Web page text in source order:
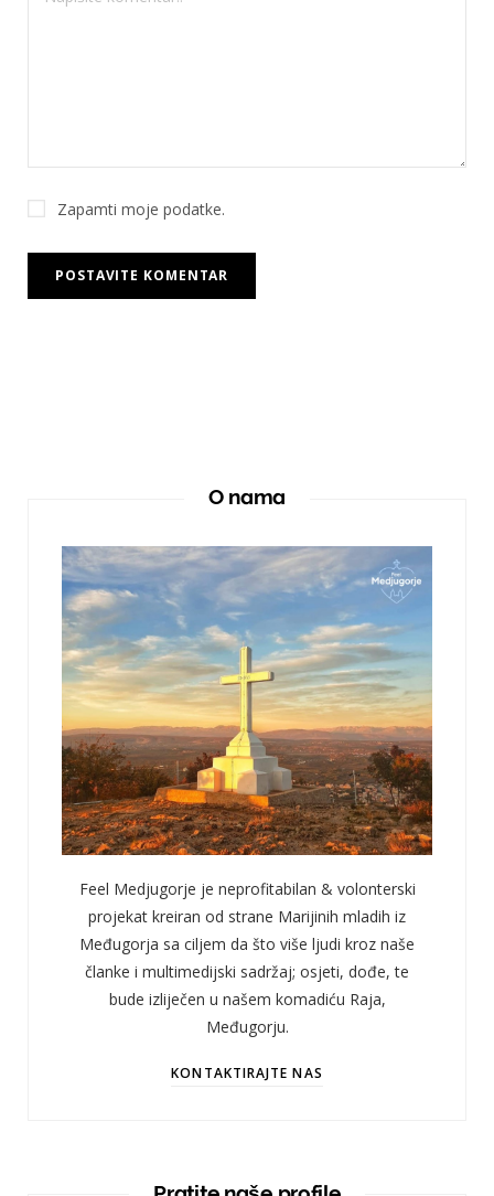
Zapamti moje podatke.
O nama
Feel Medjugorje je neprofitabilan & volonterski
projekat kreiran od strane Marijinih mladih iz
Međugorja sa ciljem da što više ljudi kroz naše
članke i multimedijski sadržaj; osjeti, dođe, te
bude izliječen u našem komadiću Raja,
Međugorju.
KONTAKTIRAJTE NAS